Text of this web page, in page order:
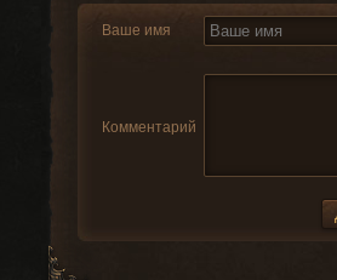
Ваше имя
Комментарий